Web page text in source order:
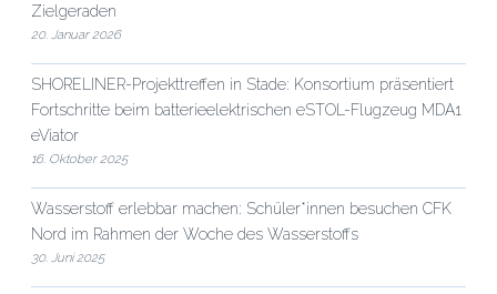
Zielgeraden
20. Januar 2026
SHORELINER-Projekttreffen in Stade: Konsortium präsentiert
Fortschritte beim batterieelektrischen eSTOL-Flugzeug MDA1
eViator
16. Oktober 2025
Wasserstoff erlebbar machen: Schüler*innen besuchen CFK
Nord im Rahmen der Woche des Wasserstoffs
30. Juni 2025